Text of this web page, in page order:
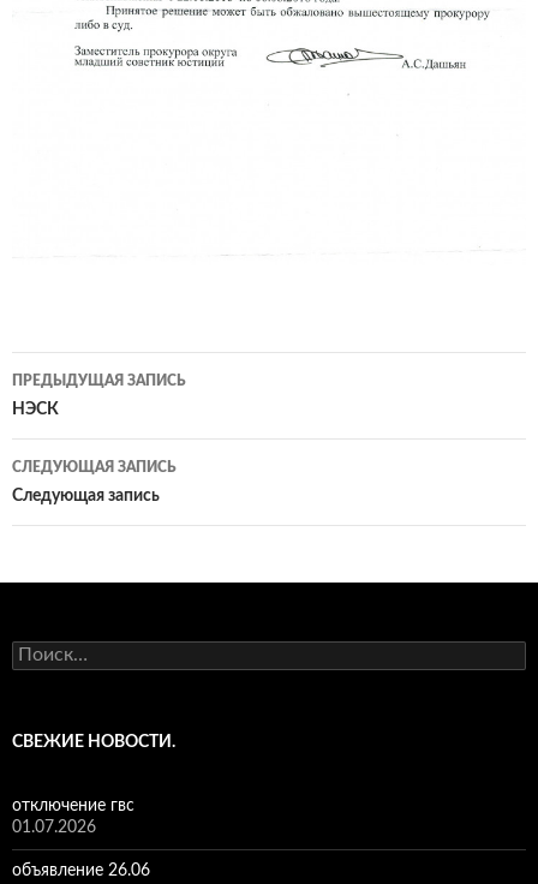
Навигация
по
записям
ПРЕДЫДУЩАЯ ЗАПИСЬ
НЭСК
СЛЕДУЮЩАЯ ЗАПИСЬ
Следующая запись
Найти:
СВЕЖИЕ НОВОСТИ.
отключение гвс
01.07.2026
объявление 26.06